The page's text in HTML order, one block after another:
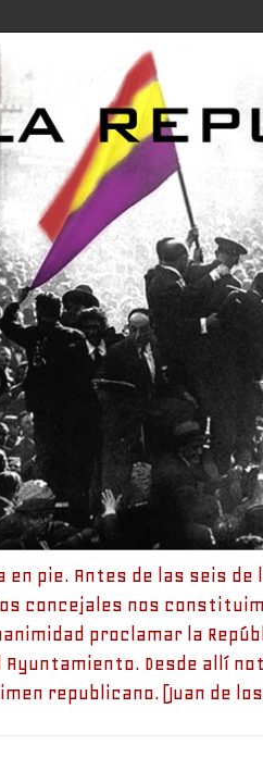
pie. Antes de las seis de
concejales nos
proclamar la
Desde allí
republicano. [Juan de